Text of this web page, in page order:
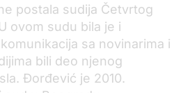
postala sudija Četvrtog
ovom sudu bila je i
sa novinarima i
bili deo njenog
Đorđević je 2010.